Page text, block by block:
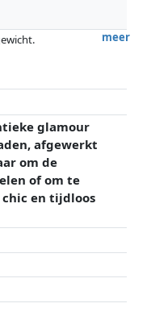
meer
glamour
afgewerkt
om de
of om te
en tijdloos